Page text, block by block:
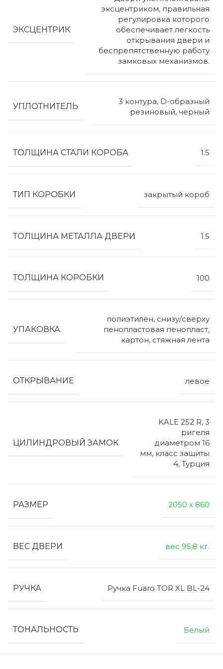
ЭКСЦЕНТРИК
эксцентриком, правильная
регулировка которого
обеспечивает легкость
открывания двери и
беспрепятственную работу
замковых механизмов.
УПЛОТНИТЕЛЬ
3 контура, D-образный
резиновый, черный
ТОЛЩИНА СТАЛИ КОРОБА 1.5
ТИП КОРОБКИ закрытый короб
ТОЛЩИНА МЕТАЛЛА ДВЕРИ 1.5
ТОЛЩИНА КОРОБКИ 100
УПАКОВКА
полиэтилен, снизу/сверху
пенопластовая пенопласт,
картон, стяжная лента
ОТКРЫВАНИЕ левое
ЦИЛИНДРОВЫЙ ЗАМОК
KALE 252 R, 3
ригеля
диаметром 16
мм, класс защиты
4, Турция
РАЗМЕР 2050 х 860
ВЕС ДВЕРИ вес 95,8 кг.
РУЧКА Ручка Fuaro TOR XL BL-24
ТОНАЛЬНОСТЬ Белый